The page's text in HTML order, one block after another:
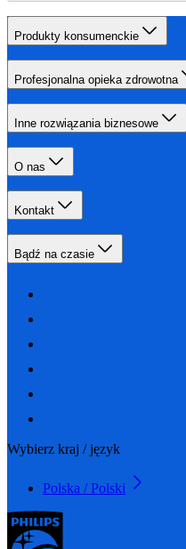
Produkty konsumenckie
Profesjonalna opieka zdrowotna
Inne rozwiązania biznesowe
O nas
Kontakt
Bądź na czasie
Wybierz kraj / język
Polska / Polski